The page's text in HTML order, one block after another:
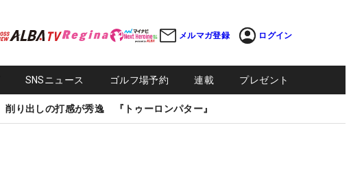
メルマガ登録 ログイン
SNSニュース ゴルフ場予約 連載 プレゼント
削り出しの打感が秀逸 『トゥーロンパター』